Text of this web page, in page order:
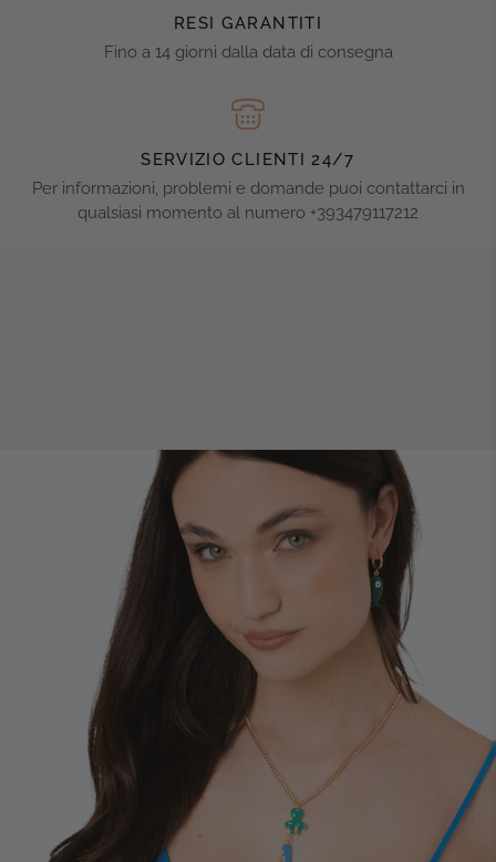
RESI GARANTITI
Fino a 14 giorni dalla data di consegna
SERVIZIO CLIENTI 24/7
Per informazioni, problemi e domande puoi contattarci in
qualsiasi momento al numero +393479117212